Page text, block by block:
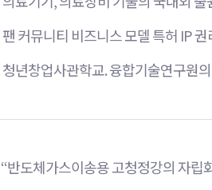
팬 커뮤니티 비즈니스 모델 특허 IP
청년창업사관학교. 융합기술연구원
“반도체가스이송용 고청정강의 자립